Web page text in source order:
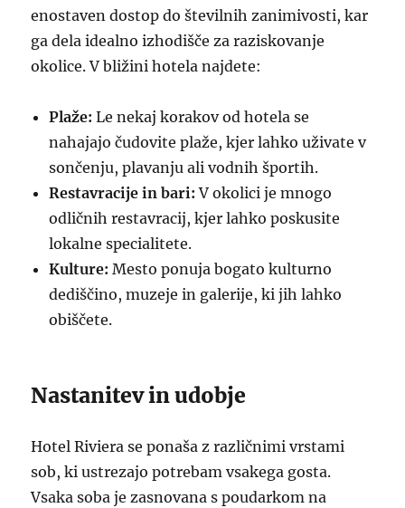
enostaven dostop do številnih zanimivosti, kar
ga dela idealno izhodišče za raziskovanje
okolice. V bližini hotela najdete:
Plaže: Le nekaj korakov od hotela se
nahajajo čudovite plaže, kjer lahko uživate v
sončenju, plavanju ali vodnih športih.
Restavracije in bari: V okolici je mnogo
odličnih restavracij, kjer lahko poskusite
lokalne specialitete.
Kulture: Mesto ponuja bogato kulturno
dediščino, muzeje in galerije, ki jih lahko
obiščete.
Nastanitev in udobje
Hotel Riviera se ponaša z različnimi vrstami
sob, ki ustrezajo potrebam vsakega gosta.
Vsaka soba je zasnovana s poudarkom na